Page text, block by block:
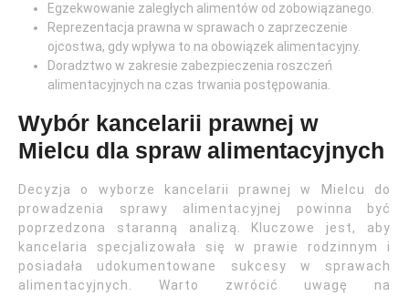
Egzekwowanie zaległych alimentów od zobowiązanego.
Reprezentacja prawna w sprawach o zaprzeczenie
ojcostwa, gdy wpływa to na obowiązek alimentacyjny.
Doradztwo w zakresie zabezpieczenia roszczeń
alimentacyjnych na czas trwania postępowania.
Wybór kancelarii prawnej w
Mielcu dla spraw alimentacyjnych
Decyzja o wyborze kancelarii prawnej w Mielcu do
prowadzenia sprawy alimentacyjnej powinna być
poprzedzona staranną analizą. Kluczowe jest, aby
kancelaria specjalizowała się w prawie rodzinnym i
posiadała udokumentowane sukcesy w sprawach
alimentacyjnych. Warto zwrócić uwagę na